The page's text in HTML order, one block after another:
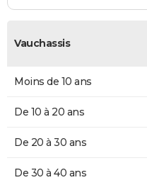
Vauchassis
Moins de 10 ans
De 10 à 20 ans
De 20 à 30 ans
De 30 à 40 ans